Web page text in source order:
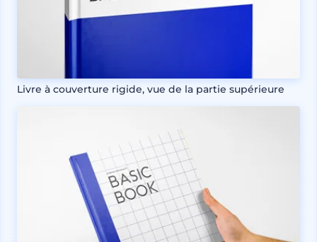
Livre à couverture rigide, vue de la partie supérieure